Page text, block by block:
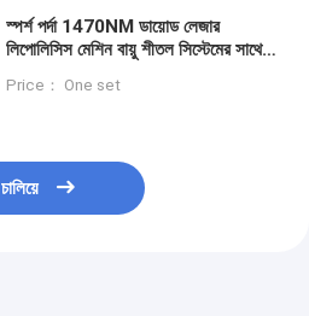
স্পর্শ পর্দা 1470NM ডায়োড লেজার
লিপোলিসিস মেশিন বায়ু শীতল সিস্টেমের সাথে
Price： One set
চালিয়ে